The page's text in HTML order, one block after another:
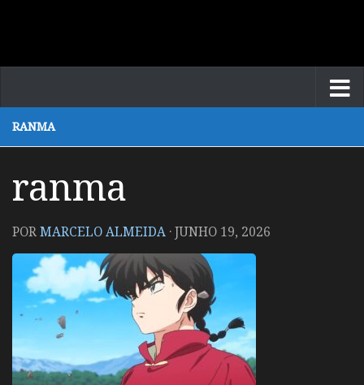
RANMA
ranma
PORMARCELO ALMEIDA ·JUNHO 19, 2026